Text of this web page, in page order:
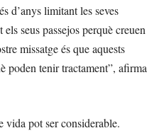
d’anys limitant les seves
seus passejos perquè creuen
missatge és que aquests
poden tenir tractament”, afirma
vida pot ser considerable.